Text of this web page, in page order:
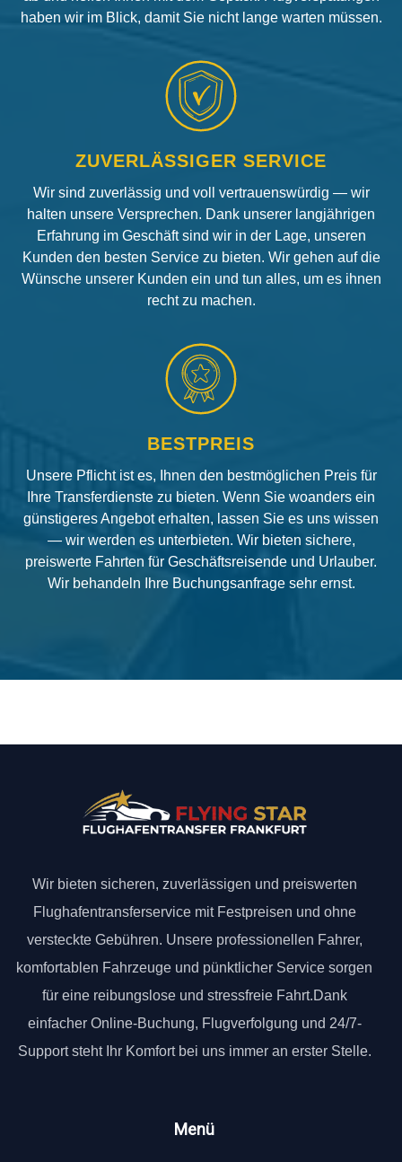
haben wir im Blick, damit Sie nicht lange warten müssen.
ZUVERLÄSSIGER SERVICE
Wir sind zuverlässig und voll vertrauenswürdig — wir
halten unsere Versprechen. Dank unserer langjährigen
Erfahrung im Geschäft sind wir in der Lage, unseren
Kunden den besten Service zu bieten. Wir gehen auf die
Wünsche unserer Kunden ein und tun alles, um es ihnen
recht zu machen.
BESTPREIS
Unsere Pflicht ist es, Ihnen den bestmöglichen Preis für
Ihre Transferdienste zu bieten. Wenn Sie woanders ein
günstigeres Angebot erhalten, lassen Sie es uns wissen
— wir werden es unterbieten. Wir bieten sichere,
preiswerte Fahrten für Geschäftsreisende und Urlauber.
Wir behandeln Ihre Buchungsanfrage sehr ernst.
Wir bieten sicheren, zuverlässigen und preiswerten
Flughafentransferservice mit Festpreisen und ohne
versteckte Gebühren. Unsere professionellen Fahrer,
komfortablen Fahrzeuge und pünktlicher Service sorgen
für eine reibungslose und stressfreie Fahrt.Dank
einfacher Online-Buchung, Flugverfolgung und 24/7-
Support steht Ihr Komfort bei uns immer an erster Stelle.
Menü